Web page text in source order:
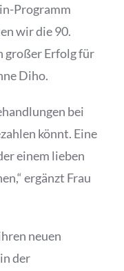
Programm
wir die 90.
großer Erfolg für
Diho.
bei
könnt. Eine
einem lieben
ergänzt Frau
neuen
der